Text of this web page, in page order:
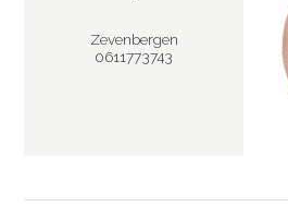
Zevenbergen
0611773743